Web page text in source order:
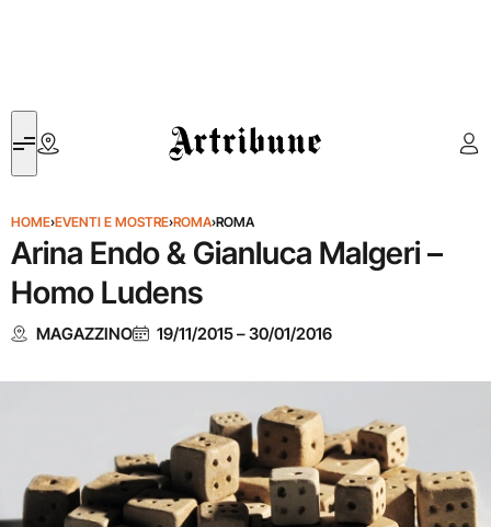
Artribune
HOME›EVENTI E MOSTRE›ROMA›ROMA
Arina Endo & Gianluca Malgeri –
Homo Ludens
MAGAZZINO 19/11/2015–30/01/2016